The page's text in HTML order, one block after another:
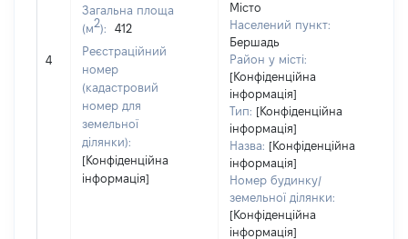
4
Загальна площа
(м2):
412
Реєстраційний
номер
(кадастровий
номер для
земельної
ділянки):
[Конфіденційна
інформація]
Місто
Населений пункт:
Бершадь
Район у місті:
[Конфіденційна
інформація]
Тип: [Конфіденційна
інформація]
Назва: [Конфіденційна
інформація]
Номер будинку/
земельної ділянки:
[Конфіденційна
інформація]